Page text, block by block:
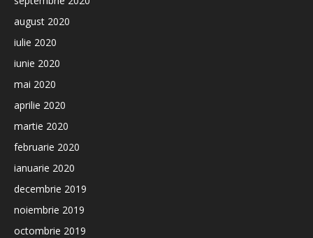
august 2020
iulie 2020
iunie 2020
mai 2020
aprilie 2020
martie 2020
februarie 2020
ianuarie 2020
decembrie 2019
noiembrie 2019
octombrie 2019